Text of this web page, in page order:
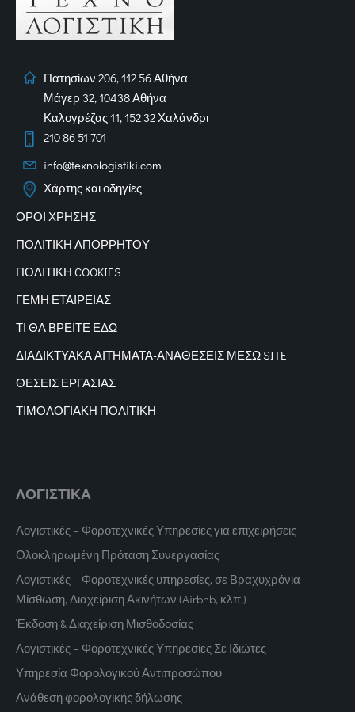
Πατησίων 206, 112 56 Αθήνα
Μάγερ 32, 10438 Αθήνα
Καλογρέζας 11, 152 32 Χαλάνδρι
210 86 51 701
info@texnologistiki.com
Χάρτης και οδηγίες
ΟΡΟΙ ΧΡΗΣΗΣ
ΠΟΛΙΤΙΚΗ ΑΠΟΡΡΗΤΟΥ
ΠΟΛΙΤΙΚΗ COOKIES
ΓΕΜΗ ΕΤΑΙΡΕΙΑΣ
ΤΙ ΘΑ ΒΡΕΙΤΕ ΕΔΩ
ΔΙΑΔΙΚΤΥΑΚΑΑΙΤΗΜΑΤΑ-ΑΝΑΘΕΣΕΙΣ ΜΕΣΩ SITE
ΘΕΣΕΙΣ ΕΡΓΑΣΙΑΣ
ΤΙΜΟΛΟΓΙΑΚΗ ΠΟΛΙΤΙΚΗ
ΛΟΓΙΣΤΙΚΑ
Λογιστικές – Φοροτεχνικές Υπηρεσίες για επιχειρήσεις
Ολοκληρωμένη Πρόταση Συνεργασίας
Λογιστικές – Φοροτεχνικές υπηρεσίες, σε Βραχυχρόνια
Μίσθωση, Διαχείριση Ακινήτων (Airbnb, κλπ.)
Έκδοση & Διαχείριση Μισθοδοσίας
Λογιστικές – Φοροτεχνικές Υπηρεσίες Σε Ιδιώτες
Υπηρεσία Φορολογικού Αντιπροσώπου
Ανάθεση φορολογικής δήλωσης